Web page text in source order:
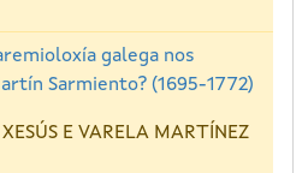
galega nos
Sarmiento? (1695-1772)
E VARELA MARTÍNEZ